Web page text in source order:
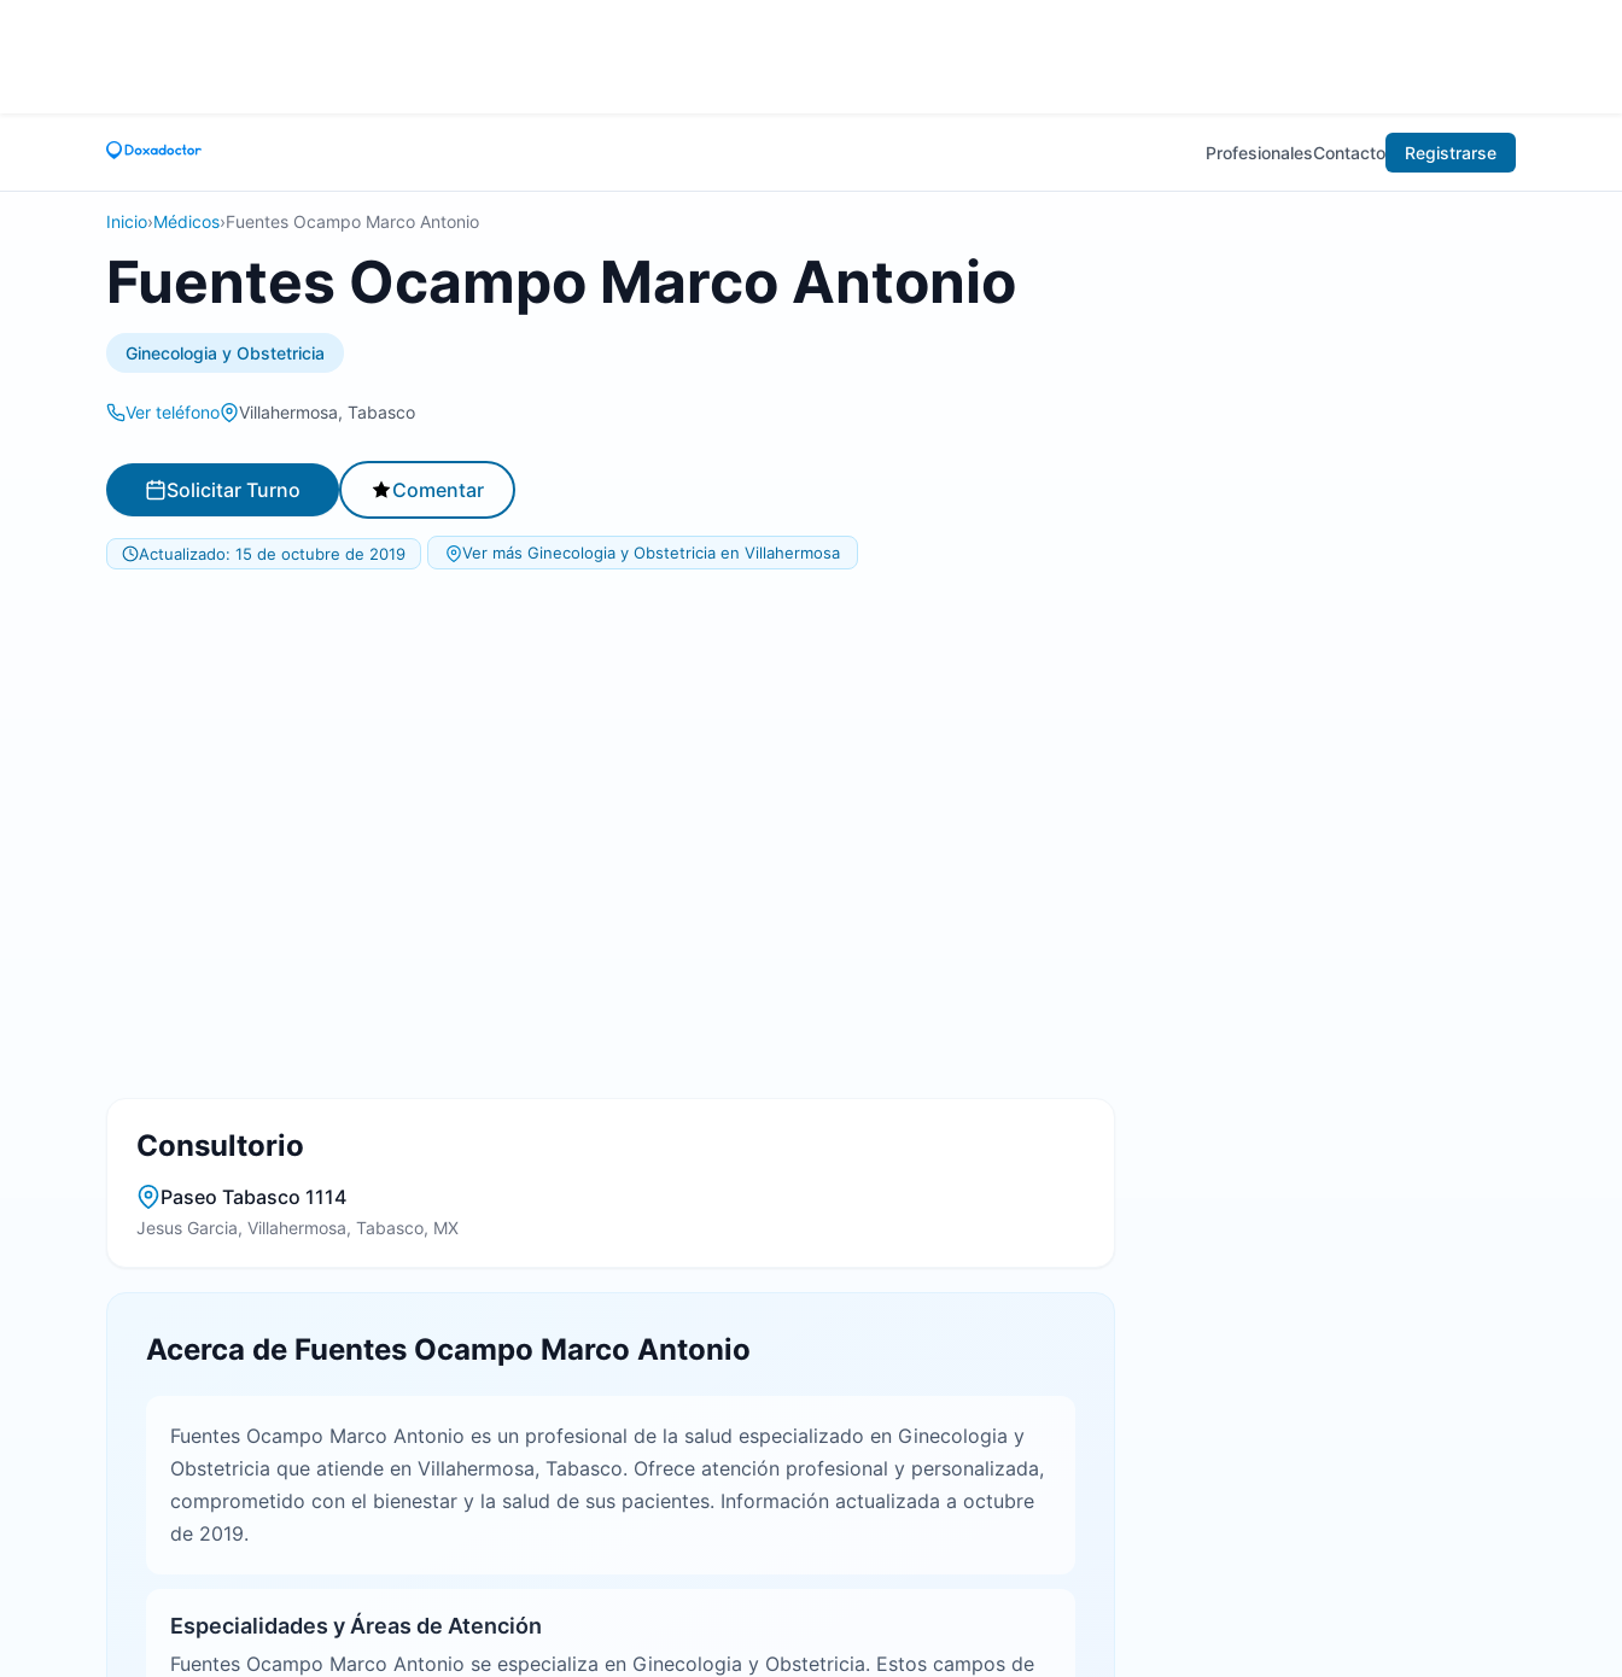
ProfesionalesContacto Registrarse
Inicio›Médicos›Fuentes Ocampo Marco Antonio
Fuentes Ocampo Marco Antonio
Ginecologia y Obstetricia
Ver teléfono Villahermosa, Tabasco
Solicitar Turno Comentar
Actualizado: 15 de octubre de 2019 Ver más Ginecologia y Obstetricia en Villahermosa
Consultorio
Paseo Tabasco 1114
Jesus Garcia, Villahermosa, Tabasco, MX
Acerca de Fuentes Ocampo Marco Antonio
Fuentes Ocampo Marco Antonio es un profesional de la salud especializado en Ginecologia y
Obstetricia que atiende en Villahermosa, Tabasco. Ofrece atención profesional y personalizada,
comprometido con el bienestar y la salud de sus pacientes. Información actualizada a octubre
de 2019.
Especialidades y Áreas de Atención
Fuentes Ocampo Marco Antonio se especializa en Ginecologia y Obstetricia. Estos campos de